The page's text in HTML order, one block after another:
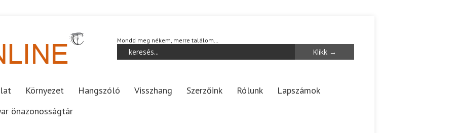
Mondd meg nékem, merre találom…
Környezet Hangszóló Visszhang Szerzőink Rólunk
Lapszámok
önazonosságtár